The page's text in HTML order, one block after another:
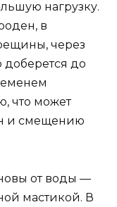
нагрузку.
в
через
до
что может
и смещению
от воды —
мастикой. В